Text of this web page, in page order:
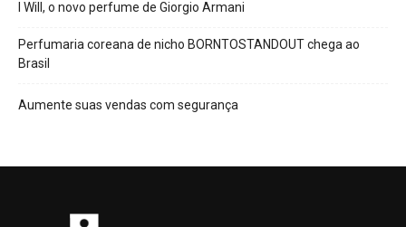
I Will, o novo perfume de Giorgio Armani
Perfumaria coreana de nicho BORNTOSTANDOUT chega ao
Brasil
Aumente suas vendas com segurança